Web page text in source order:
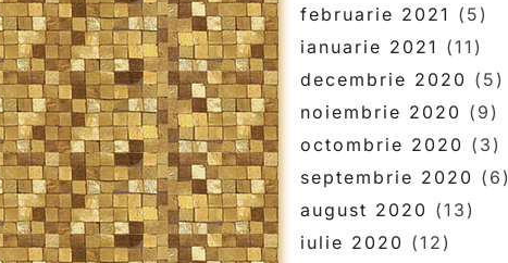
februarie 2021 (5)
ianuarie 2021 (11)
decembrie 2020 (5)
noiembrie 2020 (9)
octombrie 2020 (3)
septembrie 2020 (6)
august 2020 (13)
iulie 2020 (12)